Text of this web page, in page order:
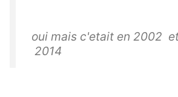
oui mais c'etait en 2002
2014